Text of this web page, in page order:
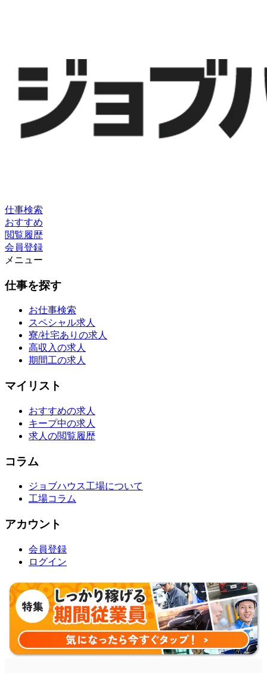
仕事検索
おすすめ
閲覧履歴
会員登録
メニュー
仕事を探す
お仕事検索
スペシャル求人
寮/社宅ありの求人
高収入の求人
期間工の求人
マイリスト
おすすめの求人
キープ中の求人
求人の閲覧履歴
コラム
ジョブハウス工場について
工場コラム
アカウント
会員登録
ログイン